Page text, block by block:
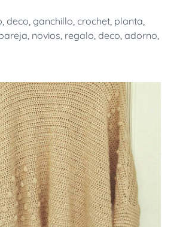
, deco, ganchillo, crochet, planta,
, novios, regalo, deco, adorno,